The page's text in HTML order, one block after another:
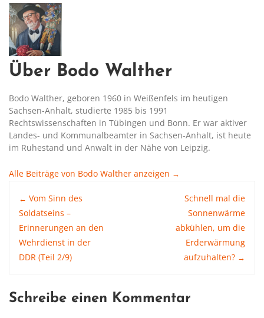
Über Bodo Walther
Bodo Walther, geboren 1960 in Weißenfels im heutigen
Sachsen-Anhalt, studierte 1985 bis 1991
Rechtswissenschaften in Tübingen und Bonn. Er war aktiver
Landes- und Kommunalbeamter in Sachsen-Anhalt, ist heute
im Ruhestand und Anwalt in der Nähe von Leipzig.
Alle Beiträge von Bodo Walther anzeigen →
Post
navigation
← Vom Sinn des
Soldatseins –
Erinnerungen an den
Wehrdienst in der
DDR (Teil 2/9)
Schnell mal die
Sonnenwärme
abkühlen, um die
Erderwärmung
aufzuhalten? →
Schreibe einen Kommentar